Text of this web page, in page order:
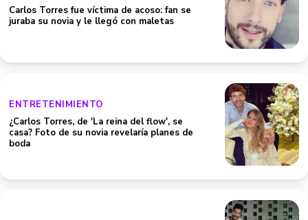
Carlos Torres fue víctima de acoso: fan se
juraba su novia y le llegó con maletas
ENTRETENIMIENTO
¿Carlos Torres, de 'La reina del flow', se
casa? Foto de su novia revelaría planes de
boda